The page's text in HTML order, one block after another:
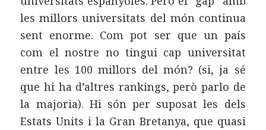
les millors universitats del món continua
sent enorme. Com pot ser que un país
com el nostre no tingui cap universitat
entre les 100 millors del món? (si, ja sé
que hi ha d’altres rankings, però parlo de
la majoria). Hi són per suposat les dels
Estats Units i la Gran Bretanya, que quasi